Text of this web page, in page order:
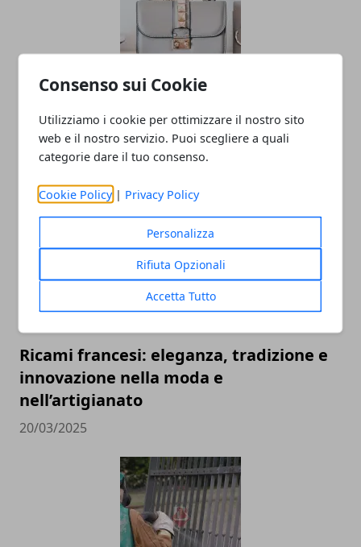
Consenso sui Cookie
Utilizziamo i cookie per ottimizzare il nostro sito
web e il nostro servizio. Puoi scegliere a quali
categorie dare il tuo consenso.
Cookie Policy | Privacy Policy
Personalizza
Rifiuta Opzionali
Accetta Tutto
piccolo viaggio alla scoperta dei
principali trend
14/05/2025
Ricami francesi: eleganza, tradizione e
innovazione nella moda e
nell’artigianato
20/03/2025